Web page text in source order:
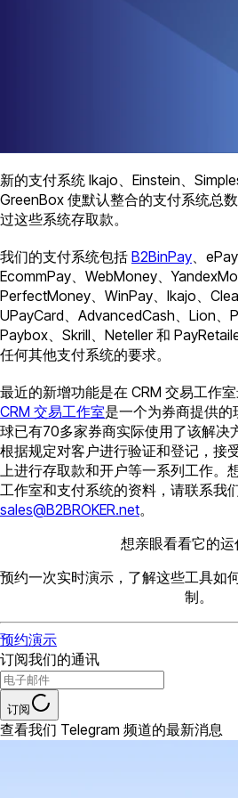
新的支付系统 Ikajo、Einstein、
GreenBox 使默认整合的支付系统总
过这些系统存取款。
我们的支付系统包括 B2BinPay 、
EcommPay、WebMoney、
PerfectMoney、WinPay、Ikajo、
UPayCard、AdvancedCash、Lion、
Paybox、Skrill、Neteller 和
任何其他支付系统的要求。
最近的新增功能是在 CRM 交易工作室
CRM 交易工作室是一个为券商提供
球已有70多家券商实际使用了该解决
根据规定对客户进行验证和登记，接
上进行存取款和开户等一系列工作。
工作室和支付系统的资料，请联系我
sales@B2BROKER.net。
想亲眼看看它的运
预约一次实时演示，了解这些工具如
制。
预约演示
订阅我们的通讯
订阅
查看我们 Telegram 频道的最新消息